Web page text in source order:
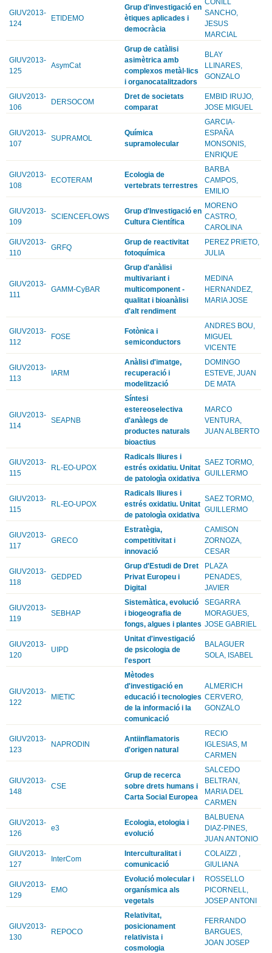
GIUV2013-
124
ETIDEMO
Grup d'investigació en
ètiques aplicades i
democràcia
SANCHO,
JESUS
MARCIAL
GIUV2013-
125
AsymCat
Grup de catàlisi
asimètrica amb
complexos metàl·lics
i organocatalitzadors
BLAY
LLINARES,
GONZALO
GIUV2013-
106
DERSOCOM
Dret de societats
comparat
EMBID IRUJO,
JOSE MIGUEL
GIUV2013-
107
SUPRAMOL
Química
supramolecular
GARCIA-
ESPAÑA
MONSONIS,
ENRIQUE
GIUV2013-
108
ECOTERAM
Ecologia de
vertebrats terrestres
BARBA
CAMPOS,
EMILIO
GIUV2013-
109
SCIENCEFLOWS
Grup d'Investigació en
Cultura Científica
MORENO
CASTRO,
CAROLINA
GIUV2013-
110
GRFQ
Grup de reactivitat
fotoquímica
PEREZ PRIETO,
JULIA
GIUV2013-
111
GAMM-CyBAR
Grup d'anàlisi
multivariant i
multicomponent -
qualitat i bioanàlisi
d'alt rendiment
MEDINA
HERNANDEZ,
MARIA JOSE
GIUV2013-
112
FOSE
Fotònica i
semiconductors
ANDRES BOU,
MIGUEL
VICENTE
GIUV2013-
113
IARM
Anàlisi d'imatge,
recuperació i
modelització
DOMINGO
ESTEVE, JUAN
DE MATA
GIUV2013-
114
SEAPNB
Síntesi
estereoselectiva
d'anàlegs de
productes naturals
bioactius
MARCO
VENTURA,
JUAN ALBERTO
GIUV2013-
115
RL-EO-UPOX
Radicals lliures i
estrés oxidatiu. Unitat
de patologìa oxidativa
SAEZ TORMO,
GUILLERMO
GIUV2013-
115
RL-EO-UPOX
Radicals lliures i
estrés oxidatiu. Unitat
de patologìa oxidativa
SAEZ TORMO,
GUILLERMO
GIUV2013-
117
GRECO
Estratègia,
competitivitat i
innovació
CAMISON
ZORNOZA,
CESAR
GIUV2013-
118
GEDPED
Grup d'Estudi de Dret
Privat Europeu i
Digital
PLAZA
PENADES,
JAVIER
GIUV2013-
119
SEBHAP
Sistemàtica, evolució
i biogeografia de
fongs, algues i plantes
SEGARRA
MORAGUES,
JOSE GABRIEL
GIUV2013-
120
UIPD
Unitat d'investigació
de psicologia de
l'esport
BALAGUER
SOLA, ISABEL
GIUV2013-
122
MIETIC
Mètodes
d'investigació en
educació i tecnologies
de la informació i la
comunicació
ALMERICH
CERVERO,
GONZALO
GIUV2013-
123
NAPRODIN
Antiinflamatoris
d'origen natural
RECIO
IGLESIAS, M
CARMEN
GIUV2013-
148
CSE
Grup de recerca
sobre drets humans i
Carta Social Europea
SALCEDO
BELTRAN,
MARIA DEL
CARMEN
GIUV2013-
126
e3
Ecologia, etologia i
evolució
BALBUENA
DIAZ-PINES,
JUAN ANTONIO
GIUV2013-
127
InterCom
Interculturalitat i
comunicació
COLAIZZI ,
GIULIANA
GIUV2013-
129
EMO
Evolució molecular i
organísmica als
vegetals
ROSSELLO
PICORNELL,
JOSEP ANTONI
GIUV2013-
130
REPOCO
Relativitat,
posicionament
relativista i
cosmologia
FERRANDO
BARGUES,
JOAN JOSEP